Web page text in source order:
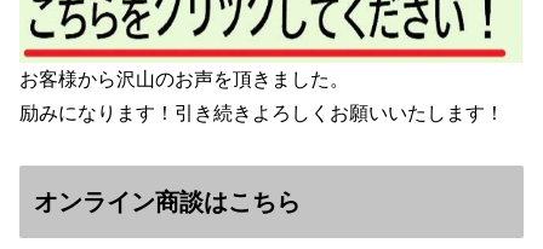
お客様から沢山のお声を頂きました。
励みになります！引き続きよろしくお願いいたします！
オンライン商談はこちら